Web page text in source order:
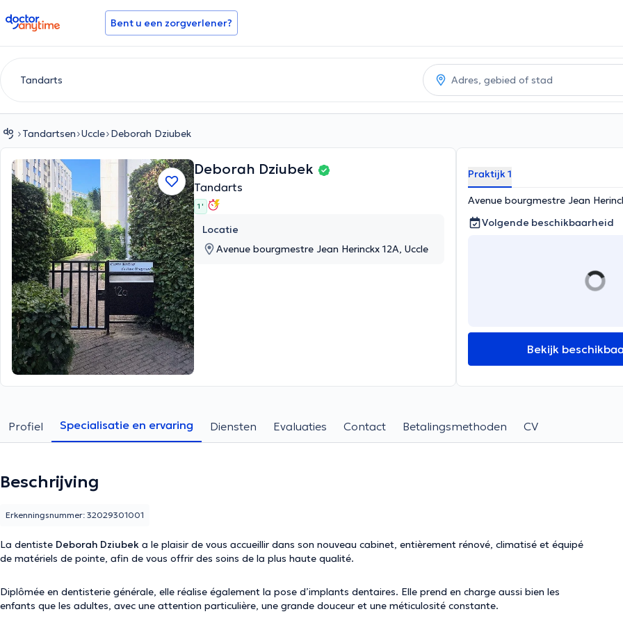
doctoranytime Bent u een zorgverlener?
Tandartsen Uccle Deborah Dziubek
Deborah Dziubek
Tandarts
1 '
Locatie
Avenue bourgmestre Jean Herinckx 12A, Uccle
Praktijk 1
Avenue bourgmestre Jean
Volgende beschikbaarheid
Bekijk
Profiel Specialisatie en ervaring Diensten Evaluaties Contact Betalingsmethoden CV
Beschrijving
La dentiste Deborah Dziubek a le plaisir de vous accueillir dans son nouveau cabinet, entièrement rénové, climatisé et équipé
de matériels de pointe, afin de vous offrir des soins de la plus haute qualité.
Diplômée en dentisterie générale, elle réalise également la pose d’implants dentaires. Elle prend en charge aussi bien les
enfants que les adultes, avec une attention particulière, une grande douceur et une méticulosité constante.
Erkenningsnummer: 32029301001